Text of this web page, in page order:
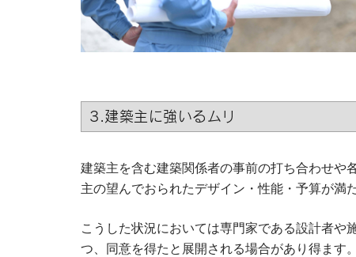
3.建築主に強いるムリ
建築主を含む建築関係者の事前の打ち合わせや
主の望んでおられたデザイン・性能・予算が満
こうした状況においては専門家である設計者や
つ、同意を得たと展開される場合があり得ます。